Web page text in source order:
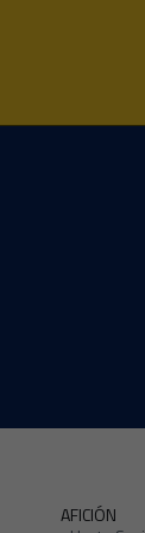
AFICIÓN